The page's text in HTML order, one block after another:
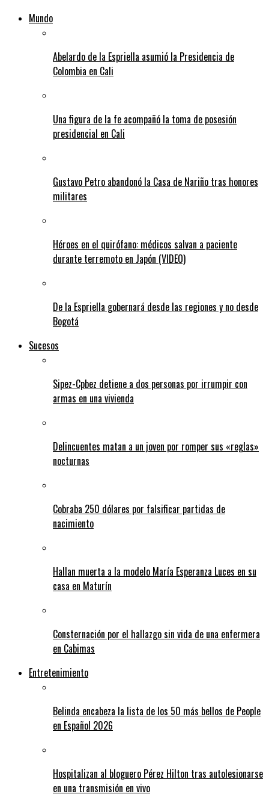
Mundo
Abelardo de la Espriella asumió la Presidencia de
Colombia en Cali
Una figura de la fe acompañó la toma de posesión
presidencial en Cali
Gustavo Petro abandonó la Casa de Nariño tras honores
militares
Héroes en el quirófano: médicos salvan a paciente
durante terremoto en Japón (VIDEO)
De la Espriella gobernará desde las regiones y no desde
Bogotá
Sucesos
Sipez-Cpbez detiene a dos personas por irrumpir con
armas en una vivienda
Delincuentes matan a un joven por romper sus «reglas»
nocturnas
Cobraba 250 dólares por falsificar partidas de
nacimiento
Hallan muerta a la modelo María Esperanza Luces en su
casa en Maturín
Consternación por el hallazgo sin vida de una enfermera
en Cabimas
Entretenimiento
Belinda encabeza la lista de los 50 más bellos de People
en Español 2026
Hospitalizan al bloguero Pérez Hilton tras autolesionarse
en una transmisión en vivo